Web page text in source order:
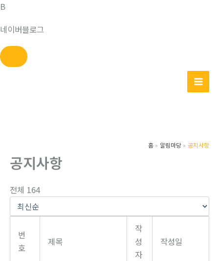
B
네이버블로그
홈 알림마당 공지사항
공지사항
전체 164
번
호
제목
작
성
자
작성일